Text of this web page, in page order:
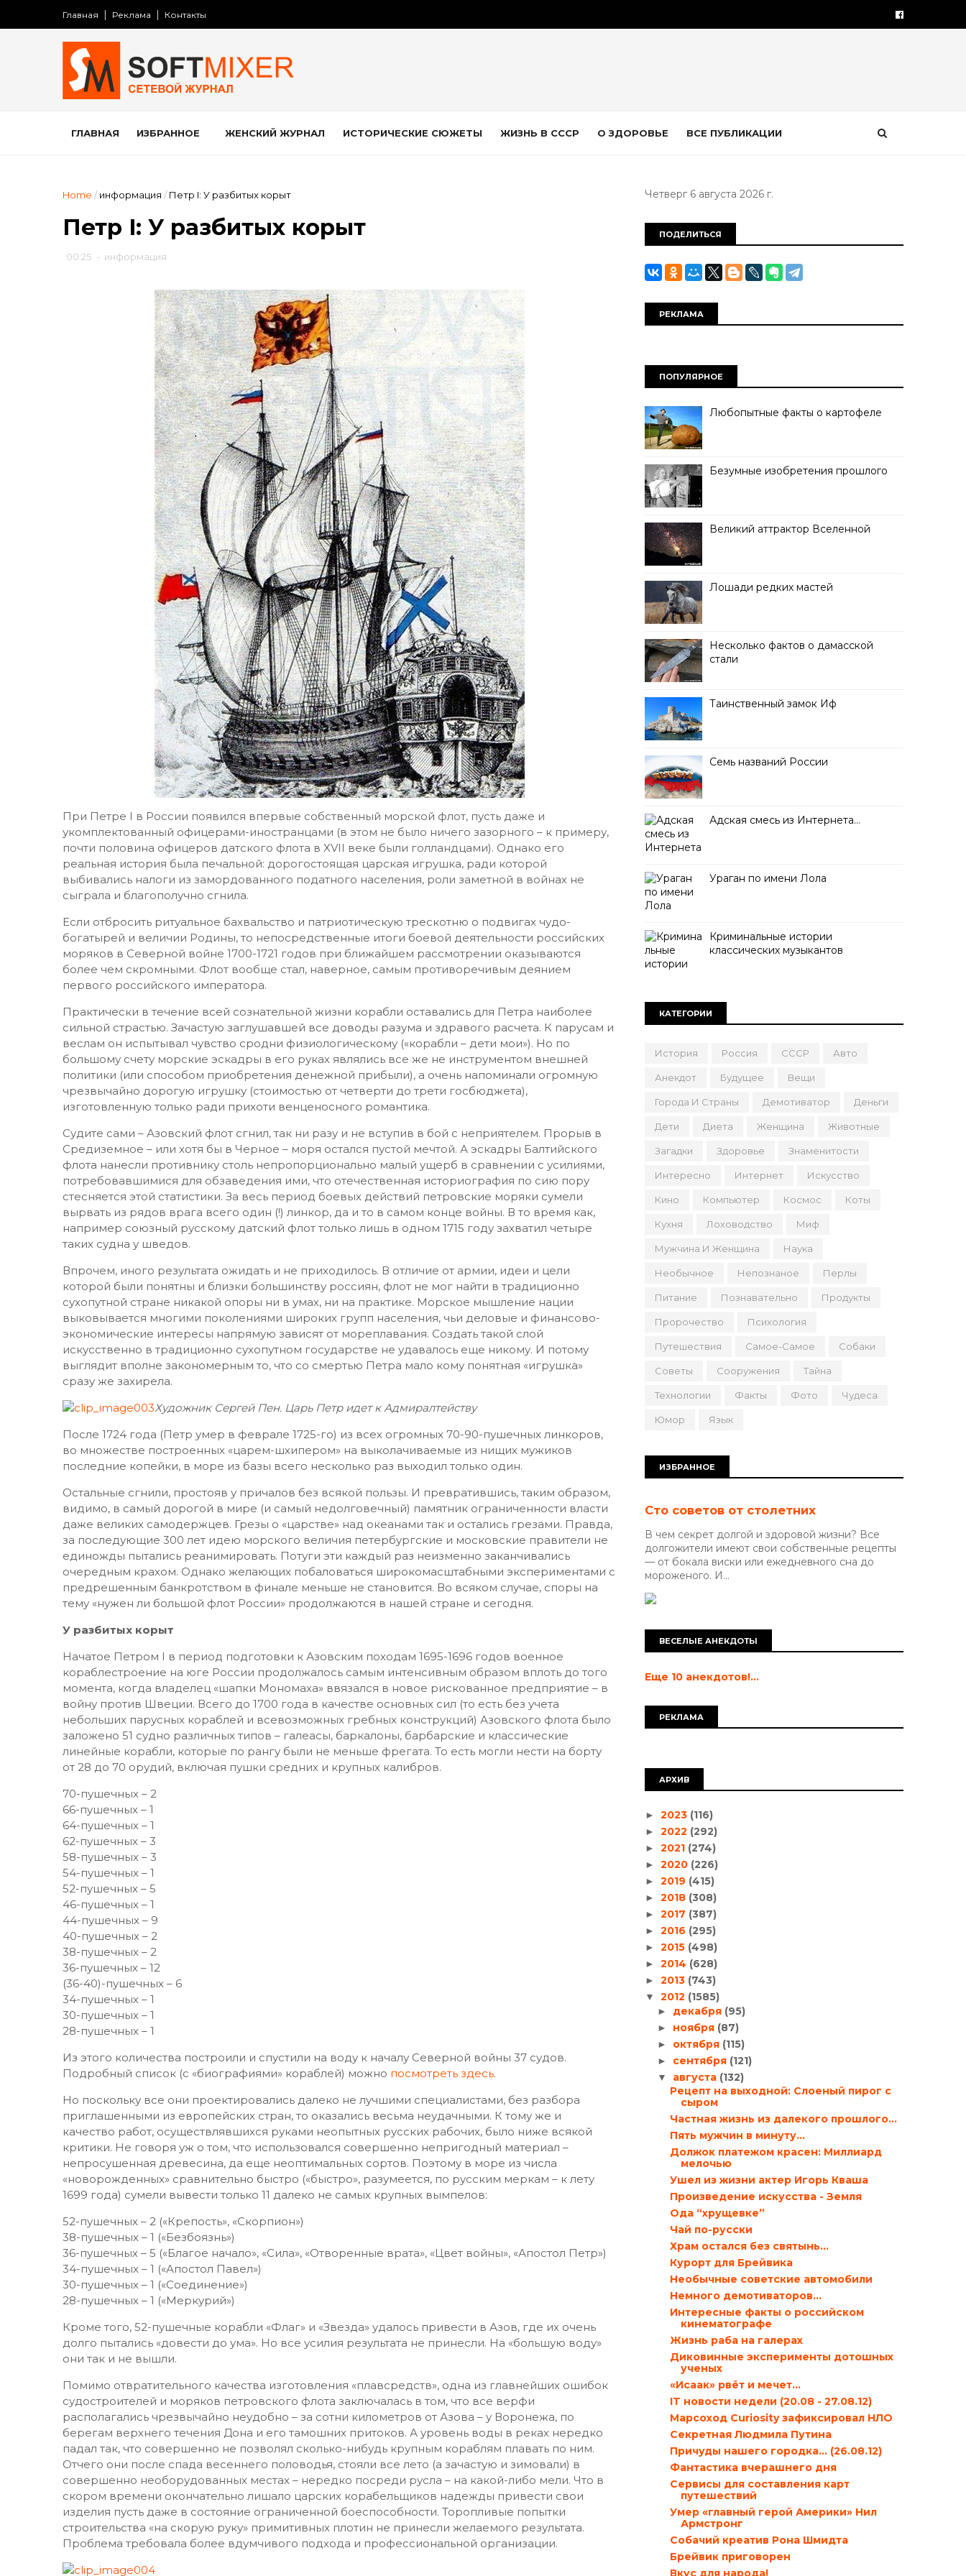
Главная Реклама Контакты
ГЛАВНАЯ ИЗБРАННОЕ ЖЕНСКИЙ ЖУРНАЛ ИСТОРИЧЕСКИЕ СЮЖЕТЫ ЖИЗНЬ В СССР О ЗДОРОВЬЕ ВСЕ ПУБЛИКАЦИИ
Home / информация / Петр I: У разбитых корыт
Петр I: У разбитых корыт
00:25 - информация
При Петре I в России появился впервые собственный морской флот, пусть даже и
укомплектованный офицерами-иностранцами (в этом не было ничего зазорного – к примеру,
почти половина офицеров датского флота в XVII веке были голландцами). Однако его
реальная история была печальной: дорогостоящая царская игрушка, ради которой
выбивались налоги из замордованного податного населения, роли заметной в войнах не
сыграла и благополучно сгнила.
Если отбросить ритуальное бахвальство и патриотическую трескотню о подвигах чудо-
богатырей и величии Родины, то непосредственные итоги боевой деятельности российских
моряков в Северной войне 1700-1721 годов при ближайшем рассмотрении оказываются
более чем скромными. Флот вообще стал, наверное, самым противоречивым деянием
первого российского императора.
Практически в течение всей сознательной жизни корабли оставались для Петра наиболее
сильной страстью. Зачастую заглушавшей все доводы разума и здравого расчета. К парусам и
веслам он испытывал чувство сродни физиологическому («корабли – дети мои»). Но по
большому счету морские эскадры в его руках являлись все же не инструментом внешней
политики (или способом приобретения денежной прибыли), а очень напоминали огромную
чрезвычайно дорогую игрушку (стоимостью от четверти до трети госбюджета),
изготовленную только ради прихоти венценосного романтика.
Судите сами – Азовский флот сгнил, так ни разу и не вступив в бой с неприятелем. Прорыв в
Средиземное – или хотя бы в Черное – моря остался пустой мечтой. А эскадры Балтийского
флота нанесли противнику столь непропорционально малый ущерб в сравнении с усилиями,
потребовавшимися для обзаведения ими, что отечественная историография по сию пору
стесняется этой статистики. За весь период боевых действий петровские моряки сумели
вырвать из рядов врага всего один (!) линкор, да и то в самом конце войны. В то время как,
например союзный русскому датский флот только лишь в одном 1715 году захватил четыре
таких судна у шведов.
Впрочем, иного результата ожидать и не приходилось. В отличие от армии, идеи и цели
которой были понятны и близки большинству россиян, флот не мог найти в традиционно
сухопутной стране никакой опоры ни в умах, ни на практике. Морское мышление нации
выковывается многими поколениями широких групп населения, чьи деловые и финансово-
экономические интересы напрямую зависят от мореплавания. Создать такой слой
искусственно в традиционно сухопутном государстве не удавалось еще никому. И потому
выглядит вполне закономерным то, что со смертью Петра мало кому понятная «игрушка»
сразу же захирела.
После 1724 года (Петр умер в феврале 1725-го) из всех огромных 70-90-пушечных линкоров,
во множестве построенных «царем-шхипером» на выколачиваемые из нищих мужиков
последние копейки, в море из базы всего несколько раз выходил только один.
Остальные сгнили, простояв у причалов без всякой пользы. И превратившись, таким образом,
видимо, в самый дорогой в мире (и самый недолговечный) памятник ограниченности власти
даже великих самодержцев. Грезы о «царстве» над океанами так и остались грезами. Правда,
за последующие 300 лет идею морского величия петербургские и московские правители не
единожды пытались реанимировать. Потуги эти каждый раз неизменно заканчивались
очередным крахом. Однако желающих побаловаться широкомасштабными экспериментами с
предрешенным банкротством в финале меньше не становится. Во всяком случае, споры на
тему «нужен ли большой флот России» продолжаются в нашей стране и сегодня.
У разбитых корыт
Начатое Петром I в период подготовки к Азовским походам 1695-1696 годов военное
кораблестроение на юге России продолжалось самым интенсивным образом вплоть до того
момента, когда владелец «шапки Мономаха» ввязался в новое рискованное предприятие – в
войну против Швеции. Всего до 1700 года в качестве основных сил (то есть без учета
небольших парусных кораблей и всевозможных гребных конструкций) Азовского флота было
заложено 51 судно различных типов – галеасы, баркалоны, барбарские и классические
линейные корабли, которые по рангу были не меньше фрегата. То есть могли нести на борту
от 28 до 70 орудий, включая пушки средних и крупных калибров.
70-пушечных – 2
64-пушечных – 1
62-пушечных – 3
58-пушечных – 3
54-пушечных – 1
52-пушечных – 5
46-пушечных – 1
44-пушечных – 9
40-пушечных – 2
38-пушечных – 2
36-пушечных – 12
(36-40)-пушечных – 6
34-пушечных – 1
30-пушечных – 1
28-пушечных – 1
Из этого количества построили и спустили на воду к началу Северной войны 37 судов.
Подробный список (с «биографиями» кораблей) можно
Но поскольку все они проектировались далеко не лучшими специалистами, без разбора
приглашенными из европейских стран, то оказались весьма неудачными. К тому же и
критики. Не говоря уж о том, что использовался совершенно непригодный материал –
непросушенная древесина, да еще неоптимальных сортов. Поэтому в море из числа
«новорожденных» сравнительно быстро («быстро», разумеется, по русским меркам – к лету
1699 года) сумели вывести только 11 далеко не самых крупных вымпелов:
52-пушечных – 2 («Крепость», «Скорпион»)
38-пушечных – 1 («Безбоязнь»)
36-пушечных – 5 («Благое начало», «Сила», «Отворенные врата», «Цвет войны», «Апостол Петр»)
34-пушечных – 1 («Апостол Павел»)
30-пушечных – 1 («Соединение»)
28-пушечных – 1 («Меркурий»)
Кроме того, 52-пушечные корабли «Флаг» и «Звезда» удалось привести в Азов, где их очень
Четверг 6 августа 2026 г.
ПОДЕЛИТЬСЯ
РЕКЛАМА
ПОПУЛЯРНОЕ
Любопытные факты о картофеле
Безумные изобретения прошлого
Великий аттрактор Вселенной
Лошади редких мастей
Несколько фактов о дамасской
стали
Таинственный замок Иф
Семь названий России
Адская смесь из Интернета…
Ураган по имени Лола
Криминальные истории
классических музыкантов
КАТЕГОРИИ
История Россия СССР Авто
Анекдот Будущее Вещи
Города И Страны Демотиватор Деньги
Дети Диета Женщина Животные
Загадки Здоровье Знаменитости
Интересно Интернет Искусство
Кино Компьютер Космос Коты
Кухня Лоховодство Миф
Мужчина И Женщина Наука
Необычное Непознаное Перлы
Питание Познавательно Продукты
Пророчество Психология
Путешествия Самое-Самое Собаки
Советы Сооружения Тайна
Технологии Факты Фото Чудеса
Юмор Язык
ИЗБРАННОЕ
Сто советов от столетних
В чем секрет долгой и здоровой жизни? Все
долгожители имеют свои собственные рецепты
— от бокала виски или ежедневного сна до
мороженого. И...
ВЕСЕЛЫЕ АНЕКДОТЫ
Еще 10 анекдотов!...
РЕКЛАМА
АРХИВ
► 2023 (116)
► 2022 (292)
► 2021 (274)
► 2020 (226)
► 2019 (415)
► 2018 (308)
► 2017 (387)
► 2016 (295)
► 2015 (498)
► 2014 (628)
► 2013 (743)
▼ 2012 (1585)
► декабря (95)
► ноября (87)
► октября (115)
► сентября (121)
▼ августа (132)
Рецепт на выходной: Слоеный пирог с
сыром
Частная жизнь из далекого прошлого…
Пять мужчин в минуту…
Должок платежом красен: Миллиард
мелочью
Ушел из жизни актер Игорь Кваша
Произведение искусства - Земля
Ода “хрущевке”
Чай по-русски
Храм остался без святынь…
Курорт для Брейвика
Необычные советские автомобили
Немного демотиваторов…
Интересные факты о российском
кинематографе
Жизнь раба на галерах
Диковинные эксперименты дотошных
ученых
«Исаак» рвёт и мечет…
IT новости недели (20.08 - 27.08.12)
Марсоход Curiosity зафиксировал НЛО
Секретная Людмила Путина
Причуды нашего городка… (26.08.12)
Фантастика вчерашнего дня
Сервисы для составления карт
путешествий
Умер «главный герой Америки» Нил
Армстронг
Собачий креатив Рона Шмидта
Брейвик приговорен
Вкус для народа!